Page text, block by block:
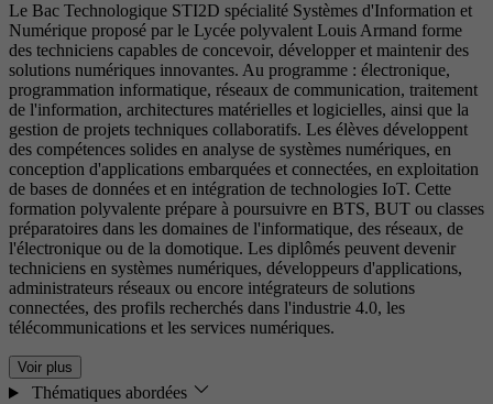
Le Bac Technologique STI2D spécialité Systèmes d'Information et
Numérique proposé par le Lycée polyvalent Louis Armand forme
des techniciens capables de concevoir, développer et maintenir des
solutions numériques innovantes. Au programme : électronique,
programmation informatique, réseaux de communication, traitement
de l'information, architectures matérielles et logicielles, ainsi que la
gestion de projets techniques collaboratifs. Les élèves développent
des compétences solides en analyse de systèmes numériques, en
conception d'applications embarquées et connectées, en exploitation
de bases de données et en intégration de technologies IoT. Cette
formation polyvalente prépare à poursuivre en BTS, BUT ou classes
préparatoires dans les domaines de l'informatique, des réseaux, de
l'électronique ou de la domotique. Les diplômés peuvent devenir
techniciens en systèmes numériques, développeurs d'applications,
administrateurs réseaux ou encore intégrateurs de solutions
connectées, des profils recherchés dans l'industrie 4.0, les
télécommunications et les services numériques.
Voir plus
Thématiques abordées